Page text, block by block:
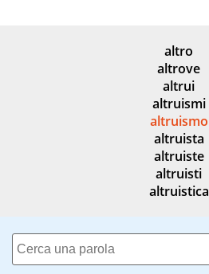
altro
altrove
altrui
altruismi
altruismo
altruista
altruiste
altruisti
altruistica